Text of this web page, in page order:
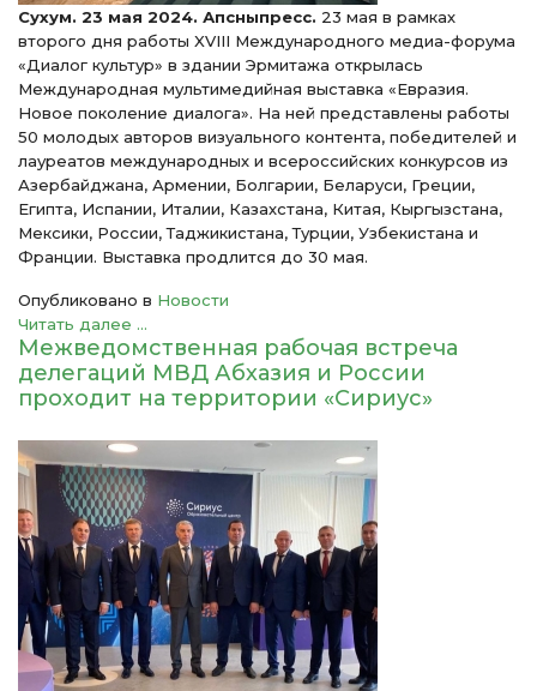
Сухум. 23 мая 2024. Апсныпресс. 23 мая в рамках
второго дня работы XVIII Международного медиа-форума
«Диалог культур» в здании Эрмитажа открылась
Международная мультимедийная выставка «Евразия.
Новое поколение диалога». На ней представлены работы
50 молодых авторов визуального контента, победителей и
лауреатов международных и всероссийских конкурсов из
Азербайджана, Армении, Болгарии, Беларуси, Греции,
Египта, Испании, Италии, Казахстана, Китая, Кыргызстана,
Мексики, России, Таджикистана, Турции, Узбекистана и
Франции. Выставка продлится до 30 мая.
Опубликовано в Новости
Читать далее ...
Межведомственная рабочая встреча
делегаций МВД Абхазия и России
проходит на территории «Сириус»